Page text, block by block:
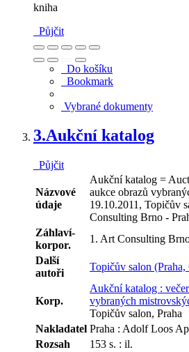
kniha
Půjčit
Do košíku
Bookmark
Vybrané dokumenty
3.Aukční katalog
Půjčit
Názvové
údaje
Aukční katalog =
aukce obrazů
19.10.2011, Topičův
Consulting Brno -
Záhlaví-
korpor.
1. Art Consulting
Další
autoři
Topičův salon (Praha,
Korp.
Aukční katalog :
vybraných
Topičův salon, Praha
Nakladatel Praha : Adolf Loos
Rozsah
153 s. : il.